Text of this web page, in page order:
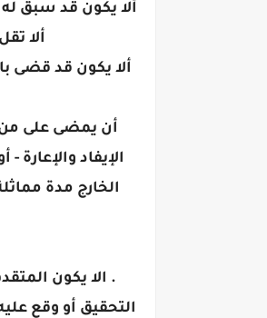
ألا يكون قد سبق له
ألا
ألا يكون قد قضى
أن يمضى على من
الإيفاد
الخارج مدة
. الا يكون
التحقيق أو وقع